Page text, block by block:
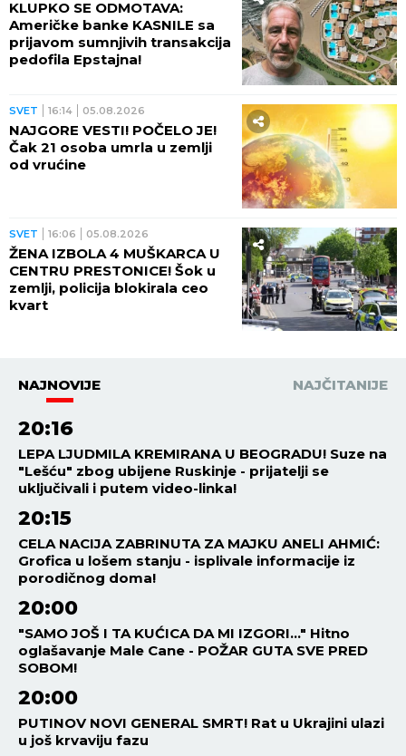
KLUPKO SE ODMOTAVA:
Američke banke KASNILE sa
prijavom sumnjivih transakcija
pedofila Epstajna!
SVET 16:14 05.08.2026
NAJGORE VESTI! POČELO JE!
Čak 21 osoba umrla u zemlji
od vrućine
SVET 16:06 05.08.2026
ŽENA IZBOLA 4 MUŠKARCA U
CENTRU PRESTONICE! Šok u
zemlji, policija blokirala ceo
kvart
NAJNOVIJE NAJČITANIJE
20:16
LEPA LJUDMILA KREMIRANA U BEOGRADU! Suze na
"Lešću" zbog ubijene Ruskinje - prijatelji se
uključivali i putem video-linka!
20:15
CELA NACIJA ZABRINUTA ZA MAJKU ANELI AHMIĆ:
Grofica u lošem stanju - isplivale informacije iz
porodičnog doma!
20:00
"SAMO JOŠ I TA KUĆICA DA MI IZGORI..." Hitno
oglašavanje Male Cane - POŽAR GUTA SVE PRED
SOBOM!
20:00
PUTINOV NOVI GENERAL SMRT! Rat u Ukrajini ulazi
u još krvaviju fazu